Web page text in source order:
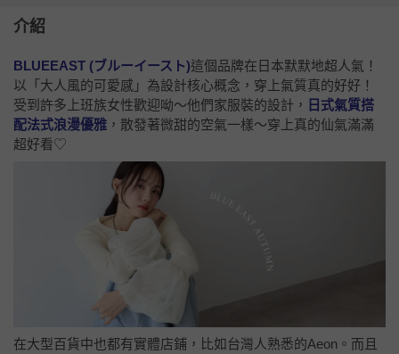
介紹
BLUEEAST (ブルーイースト)這個品牌在日本默默地超人氣！
以「大人風的可愛感」為設計核心概念，穿上氣質真的好好！
受到許多上班族女性歡迎呦～他們家服裝的設計， 日式氣質搭
配法式浪漫優雅 ，散發著微甜的空氣一樣～穿上真的仙氣滿滿
超好看♡
在大型百貨中也都有實體店鋪，比如台灣人熟悉的Aeon。而且